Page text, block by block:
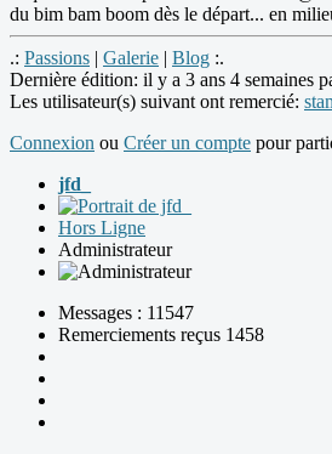
du bim bam boom dès le départ... en
.: Passions | Galerie | Blog :.
Dernière édition: il y a 3 ans 4 semaines
Les utilisateur(s) suivant ont remercié:
Connexion ou Créer un compte pour
jfd_
Hors Ligne
Administrateur
Messages : 11547
Remerciements reçus 1458